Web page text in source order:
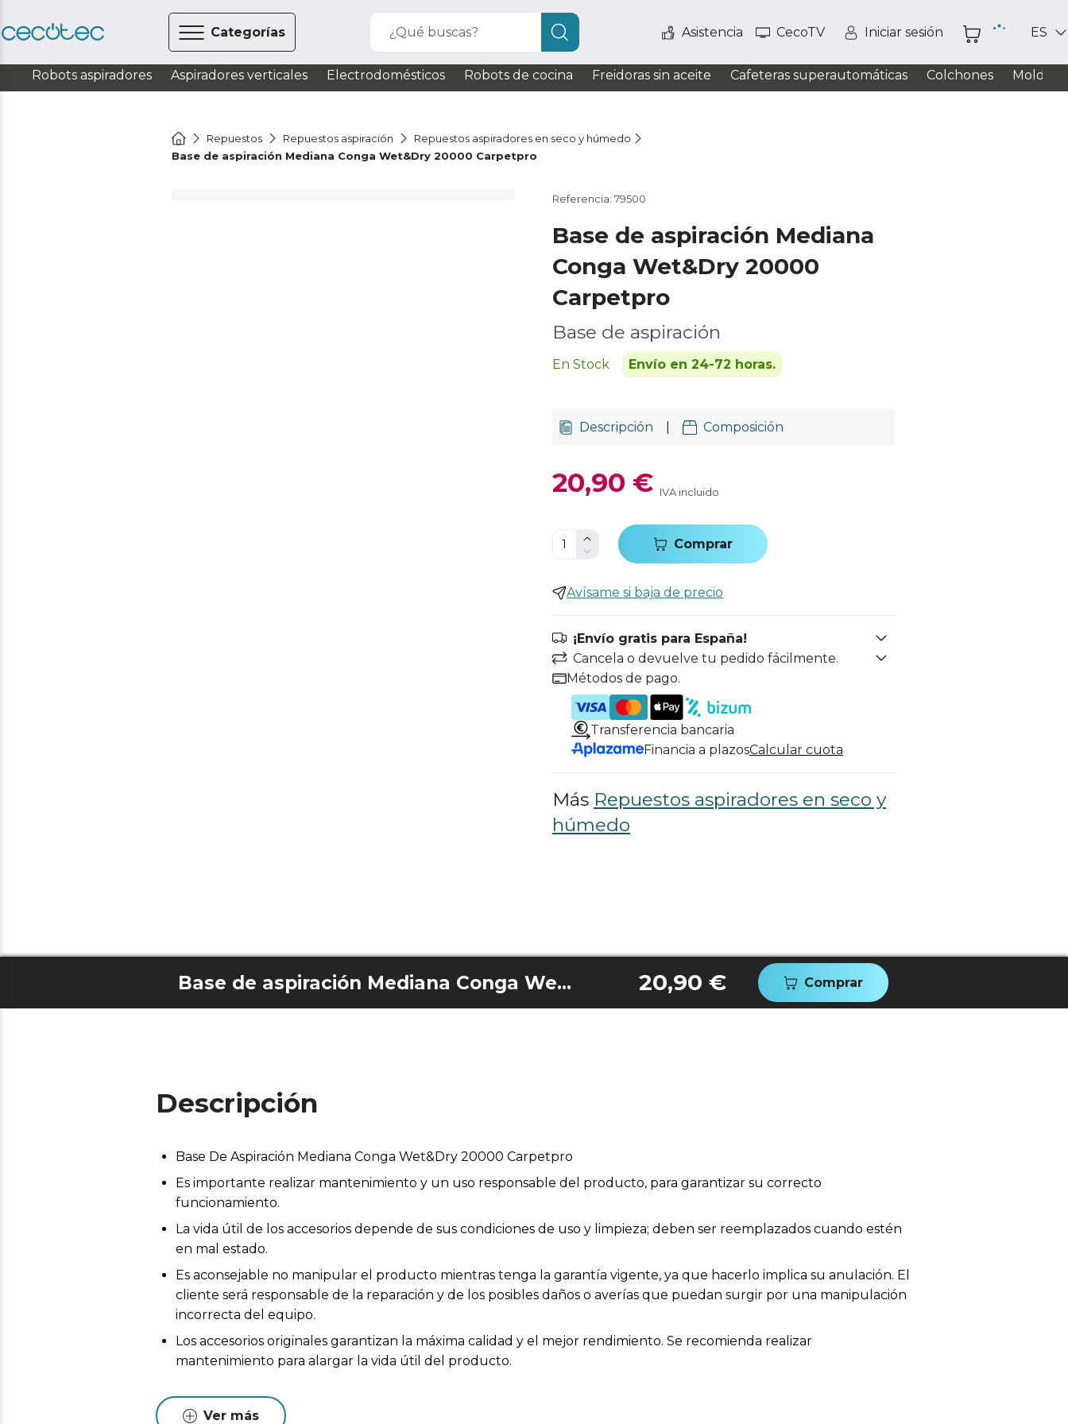
Categorías ¿Qué buscas? Asistencia CecoTV Iniciar sesión ES
Robots aspiradores Aspiradores verticales Electrodomésticos Robots de cocina Freidoras sin aceite Cafeteras superautomáticas Colchones
Repuestos Repuestos aspiración
Repuestos aspiradores en seco y húmedo
Base de aspiración Mediana Conga Wet&Dry 20000 Carpetpro
Referencia: 79500
Base de aspiración Mediana
Conga Wet&Dry 20000
Carpetpro
Base de aspiración
En Stock Envío en 24-72 horas.
Descripción Composición
20,90 € IVA incluido
Comprar
Avísame si baja de precio
¡Envío gratis para España!
Cancela o devuelve tu pedido fácilmente.
Métodos de pago.
Transferencia bancaria
Financia a plazosCalcular cuota
Más Repuestos aspiradores en seco y
húmedo
Base de aspiración Mediana Conga Wet&Dry 20000 Carpetpro 20,90 € Comprar
Descripción
Base De Aspiración Mediana Conga Wet&Dry 20000 Carpetpro
Es importante realizar mantenimiento y un uso responsable del producto, para garantizar su correcto
funcionamiento.
La vida útil de los accesorios depende de sus condiciones de uso y limpieza; deben ser reemplazados cuando estén
en mal estado.
Es aconsejable no manipular el producto mientras tenga la garantía vigente, ya que hacerlo implica su anulación. El
cliente será responsable de la reparación y de los posibles daños o averías que puedan surgir por una manipulación
incorrecta del equipo.
Los accesorios originales garantizan la máxima calidad y el mejor rendimiento. Se recomienda realizar
mantenimiento para alargar la vida útil del producto.
Ver más